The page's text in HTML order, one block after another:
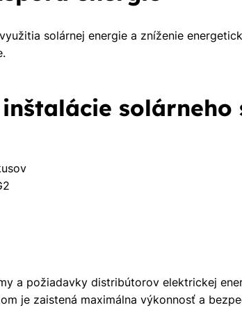
solárnej energie a zníženie
solárneho
a požiadavky distribútorov elektrickej
je zaistená maximálna výkonnosť a